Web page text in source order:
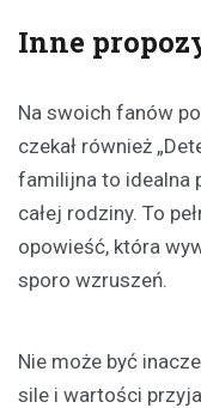
Inne
Na swoich fanów
czekał również
familijna to idealna
całej rodziny. To
opowieść, która
sporo wzruszeń.
Nie może być
sile i wartości